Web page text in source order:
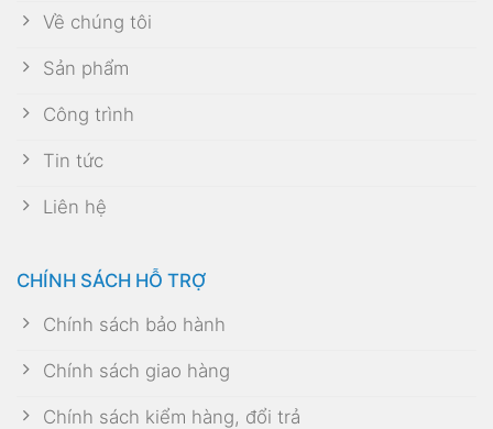
Về chúng tôi
Sản phẩm
Công trình
Tin tức
Liên hệ
CHÍNH SÁCH HỖ TRỢ
Chính sách bảo hành
Chính sách giao hàng
Chính sách kiểm hàng, đổi trả